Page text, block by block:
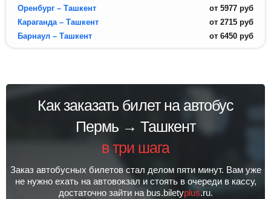
Оренбург – Ташкент
от 5977 руб
Караганда – Ташкент
от 2715 руб
Барнаул – Ташкент
от 6450 руб
Как заказать билет на автобус
Пермь → Ташкент
в три шага
Заказ автобусных билетов стал делом пяти минут. Вам уже
не нужно ехать на автовокзал и стоять в очереди в кассу,
достаточно зайти на bus.biletyplus.ru.